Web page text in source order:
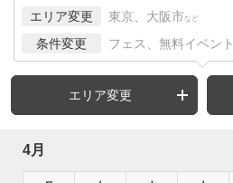
エリア変更 東京、大阪市 など
条件変更 フェス、無料イベント
エリア変更
4月